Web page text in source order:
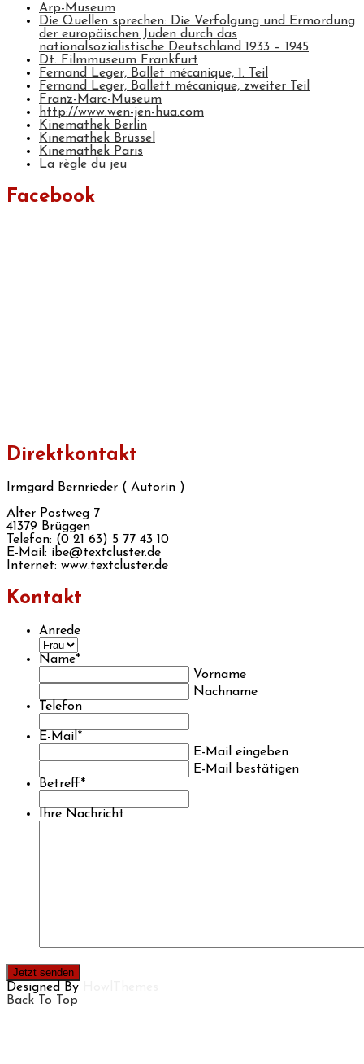
Arp-Museum
Die Quellen sprechen: Die Verfolgung und Ermordung
der europäischen Juden durch das
nationalsozialistische Deutschland 1933 – 1945
Dt. Filmmuseum Frankfurt
Fernand Leger, Ballet mécanique, 1. Teil
Fernand Leger, Ballett mécanique, zweiter Teil
Franz-Marc-Museum
http://www.wen-jen-hua.com
Kinemathek Berlin
Kinemathek Brüssel
Kinemathek Paris
La règle du jeu
Facebook
Direktkontakt
Irmgard Bernrieder ( Autorin )
Alter Postweg 7
41379 Brüggen
Telefon: (0 21 63) 5 77 43 10
E-Mail: ibe@textcluster.de
Internet: www.textcluster.de
Kontakt
Anrede
Name*
Vorname
Nachname
Telefon
E-Mail *
E-Mail eingeben
E-Mail bestätigen
Betreff*
Ihre Nachricht
Designed By
Back To Top